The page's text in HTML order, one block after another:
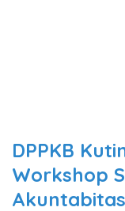
DPPKB
Workshop